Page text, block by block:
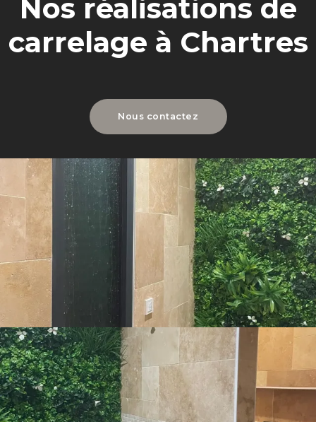
Nos réalisations de
carrelage à Chartres
Nous contactez